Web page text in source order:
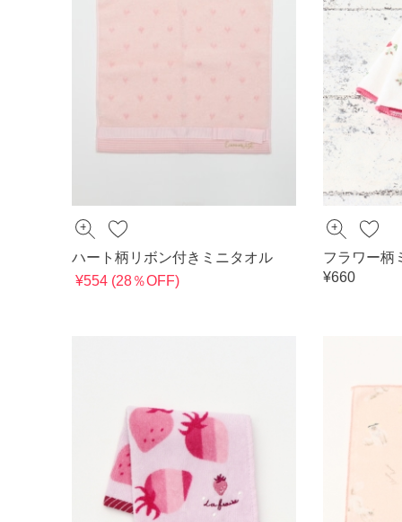
ハート柄リボン付きミニタオル
¥554 (28％OFF)
フラワー柄
¥660